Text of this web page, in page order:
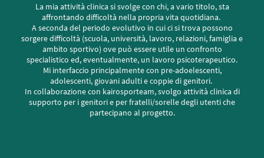
La mia attività clinica si svolge con chi, a vario titolo, sta
affrontando difficoltà nella propria vita quotidiana.
A seconda del periodo evolutivo in cui ci si trova possono
sorgere difficoltà (scuola, università, lavoro, relazioni, famiglia e
ambito sportivo) ove può essere utile un confronto
specialistico ed, eventualmente, un lavoro psicoterapeutico.
Mi interfaccio principalmente con pre-adoelescenti,
adolescenti, giovani adulti e coppie di genitori.
In collaborazione con kairosporteam, svolgo attività clinica di
supporto per i genitori e per fratelli/sorelle degli utenti che
partecipano al progetto.